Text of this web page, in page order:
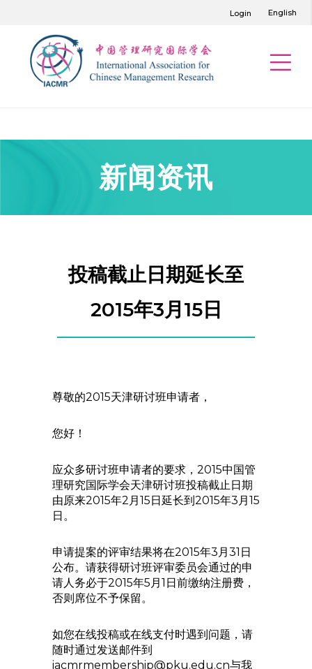
Login English
新闻资讯
投稿截止日期延长至
2015年3月15日
尊敬的2015天津研讨班申请者，
您好！
应众多研讨班申请者的要求，2015中国管
理研究国际学会天津研讨班投稿截止日期
由原来2015年2月15日延长到2015年3月15
日。
申请提案的评审结果将在2015年3月31日
公布。请获得研讨班评审委员会通过的申
请人务必于2015年5月1日前缴纳注册费，
否则席位不予保留。
如您在线投稿或在线支付时遇到问题，请
随时通过发送邮件到
iacmrmembership@pku.edu.cn与我